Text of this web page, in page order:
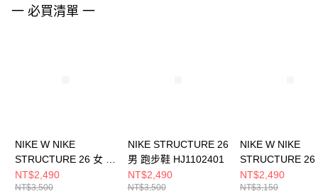
一 必買清單 一
NIKE W NIKE
STRUCTURE 26 女 跑
步鞋 HJ1101103
NT$2,490
NT$3,500
NIKE STRUCTURE 26
男 跑步鞋 HJ1102401
NT$2,490
NT$3,500
NIKE W NIKE
STRUCTURE 26
步鞋 HJ1101102
NT$2,490
NT$3,150